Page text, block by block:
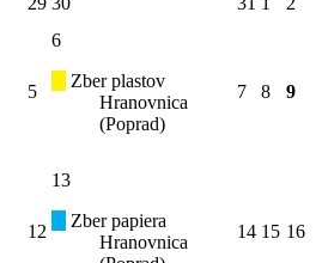
5
6
Zber plastov
Hranovnica
(Poprad)
7 8 9
12
13
Zber papiera
Hranovnica
14 15 16